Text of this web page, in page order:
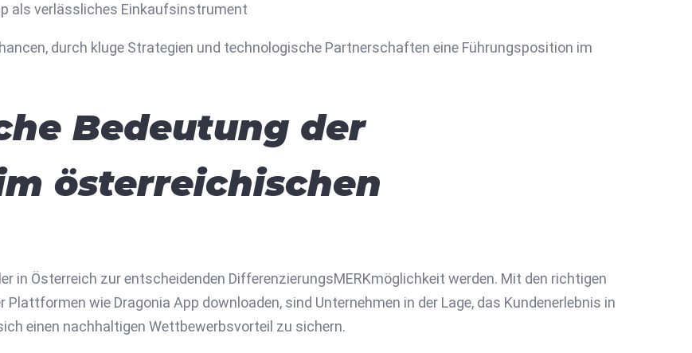
als verlässliches Einkaufsinstrument
durch kluge Strategien und technologische Partnerschaften eine Führungsposition im
Bedeutung der
österreichischen
in Österreich zur entscheidenden DifferenzierungsMERKmöglichkeit werden. Mit den richtigen
wie Dragonia App downloaden, sind Unternehmen in der Lage, das Kundenerlebnis in
einen nachhaltigen Wettbewerbsvorteil zu sichern.